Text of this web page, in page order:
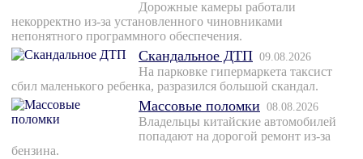
Дорожные камеры работали
некорректно из-за установленного чиновниками
непонятного программного обеспечения.
Скандальное ДТП 09.08.2026
На парковке гипермаркета таксист
сбил маленького ребенка, разразился большой скандал.
Массовые поломки 08.08.2026
Владельцы китайские автомобилей
попадают на дорогой ремонт из-за
бензина.